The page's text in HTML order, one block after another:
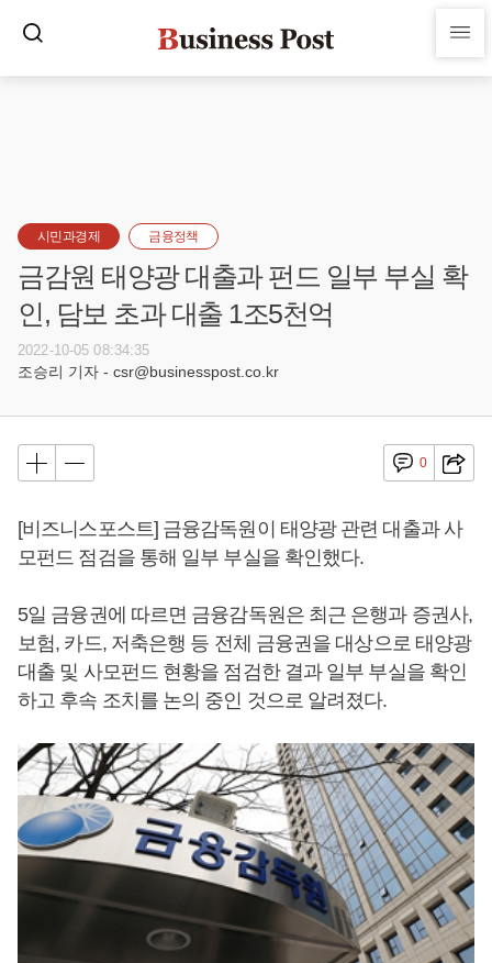
시민과경제 금융정책
금감원 태양광 대출과 펀드 일부 부실 확
인, 담보 초과 대출 1조5천억
2022-10-05 08:34:35
조승리 기자 - csr@businesspost.co.kr
0
[비즈니스포스트] 금융감독원이 태양광 관련 대출과 사
모펀드 점검을 통해 일부 부실을 확인했다.
5일 금융권에 따르면 금융감독원은 최근 은행과 증권사,
보험, 카드, 저축은행 등 전체 금융권을 대상으로 태양광
대출 및 사모펀드 현황을 점검한 결과 일부 부실을 확인
하고 후속 조치를 논의 중인 것으로 알려졌다.